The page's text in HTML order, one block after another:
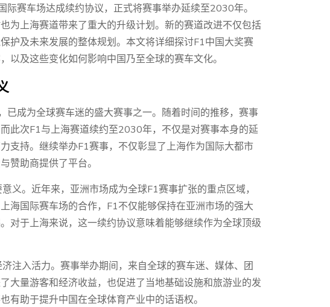
赛车场达成续约协议，正式将赛事举办延续至2030年。
为上海赛道带来了重大的升级计划。新的赛道改进不仅包括
护及未来发展的整体规划。本文将详细探讨F1中国大奖赛
以及这些变化如何影响中国乃至全球的赛车文化。
成为全球赛车迷的盛大赛事之一。随着时间的推移，赛事
此次F1与上海赛道续约至2030年，不仅是对赛事本身的延
支持。继续举办F1赛事，不仅彰显了上海作为国际大都市
赞助商提供了平台。
义。近年来，亚洲市场成为全球F1赛事扩张的重点区域，
海国际赛车场的合作，F1不仅能够保持在亚洲市场的强大
对于上海来说，这一续约协议意味着能够继续作为全球顶级
注入活力。赛事举办期间，来自全球的赛车迷、媒体、团
大量游客和经济收益，也促进了当地基础设施和旅游业的发
有助于提升中国在全球体育产业中的话语权。